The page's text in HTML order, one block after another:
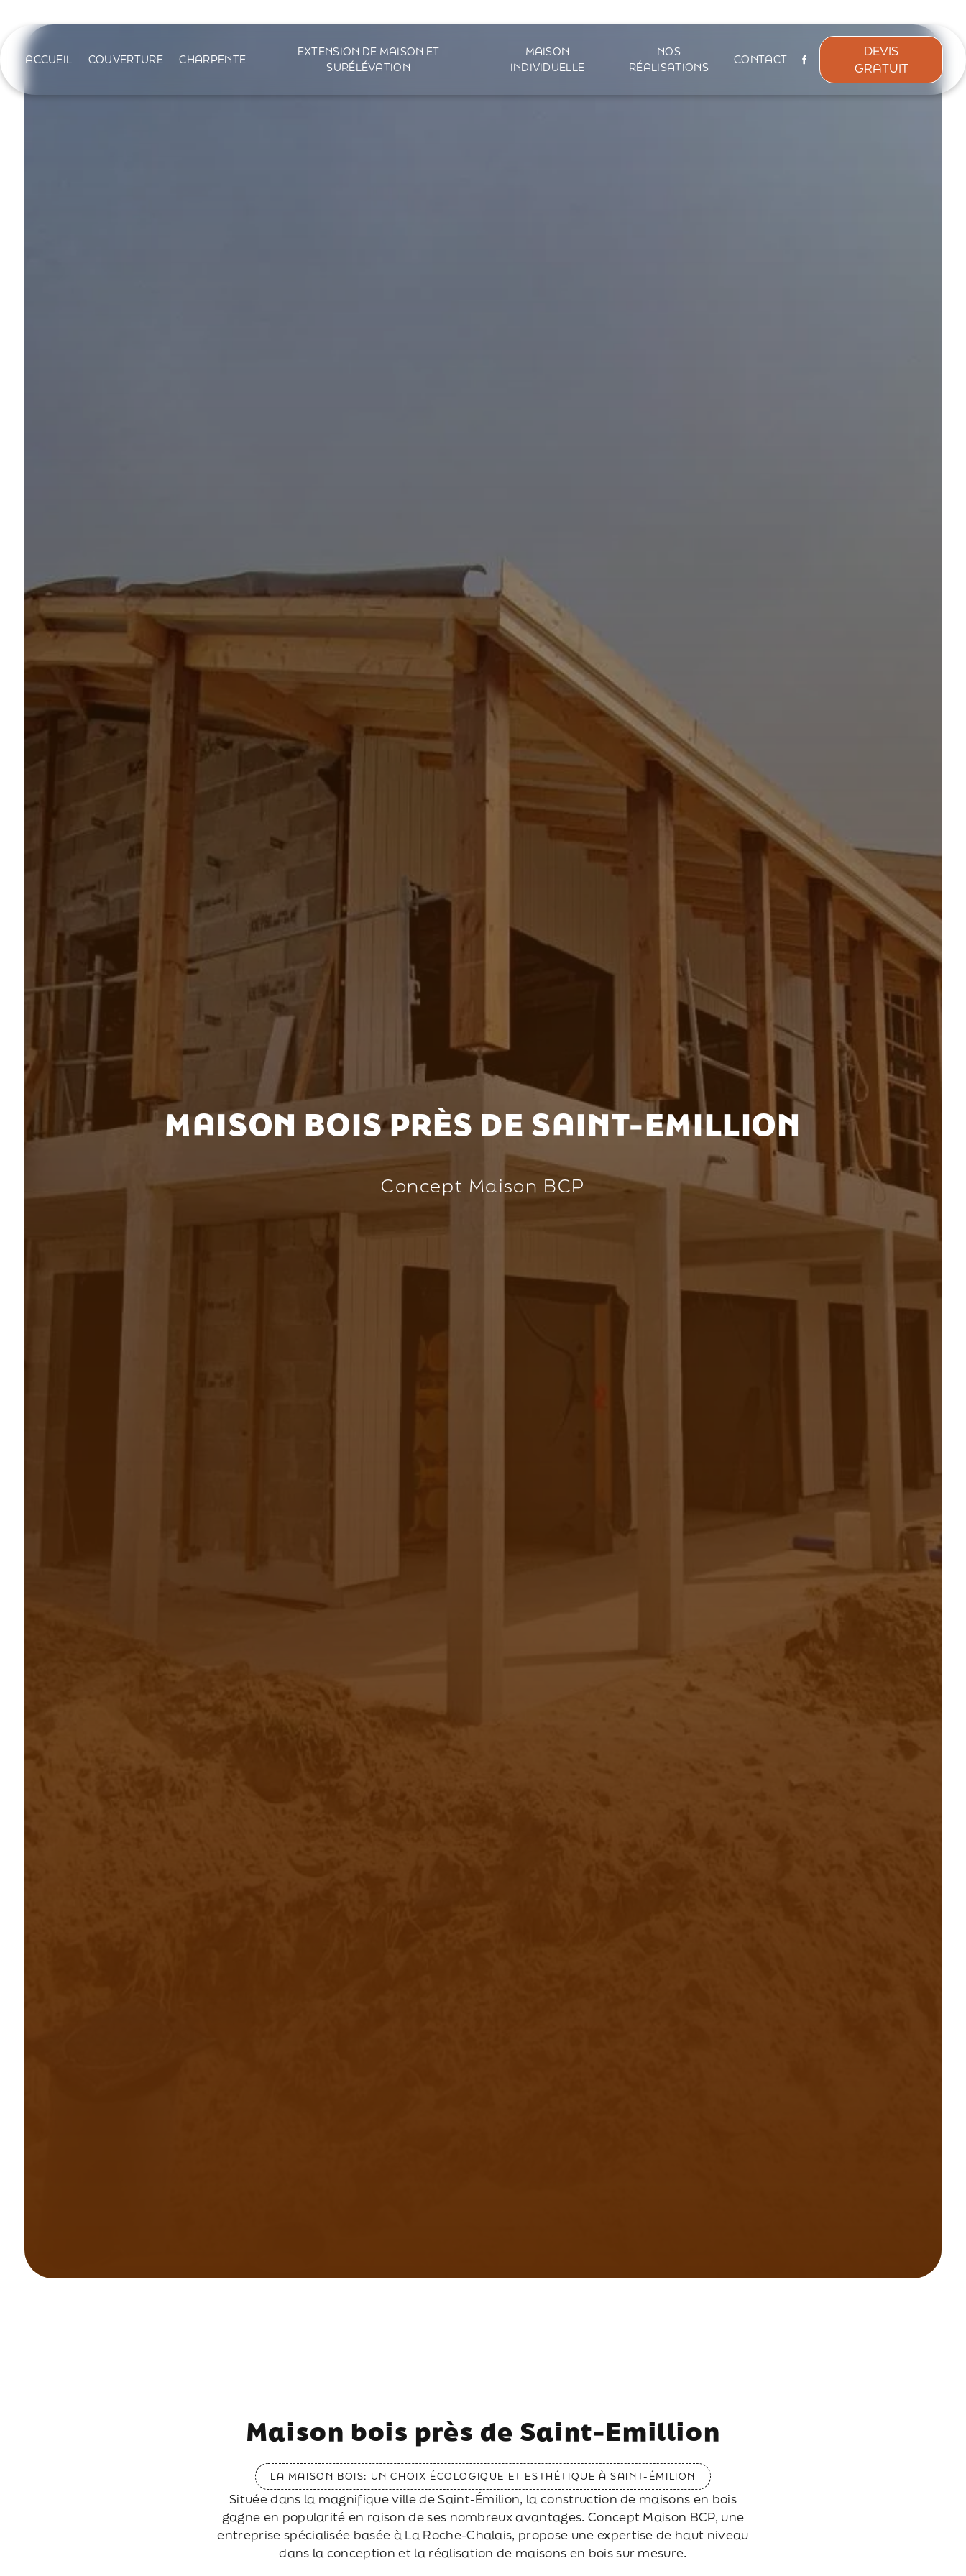
ACCUEIL COUVERTURE CHARPENTE
EXTENSION DE MAISON ET
SURÉLÉVATION
MAISON
INDIVIDUELLE
NOS
RÉALISATIONS
CONTACT
DEVIS
GRATUIT
MAISON BOIS PRÈS DE SAINT-EMILLION
Concept Maison BCP
Maison bois près de Saint-Emillion
LA MAISON BOIS: UN CHOIX ÉCOLOGIQUE ET ESTHÉTIQUE À SAINT-ÉMILION
Située dans la magnifique ville de Saint-Émilion, la construction de maisons en bois
gagne en popularité en raison de ses nombreux avantages. Concept Maison BCP, une
entreprise spécialisée basée à La Roche-Chalais, propose une expertise de haut niveau
dans la conception et la réalisation de maisons en bois sur mesure.